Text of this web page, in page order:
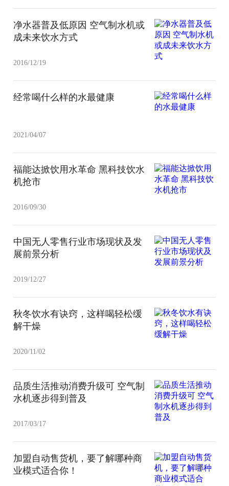
净水器普及低原因 空气制水机或
成未来饮水方式
2016/12/19
经常喝什么样的水最健康
2021/04/07
福能达掀饮用水革命 黑科技饮水
机抢市
2016/09/30
中国无人零售行业市场现状及发
展前景分析
2019/12/27
秋冬饮水有诀窍，这样喝轻松缓
解干燥
2020/11/02
品质生活推动消费升级可 空气制
水机逐步得到普及
2017/03/17
加盟自动售货机，要了解哪种商
业模式适合你！